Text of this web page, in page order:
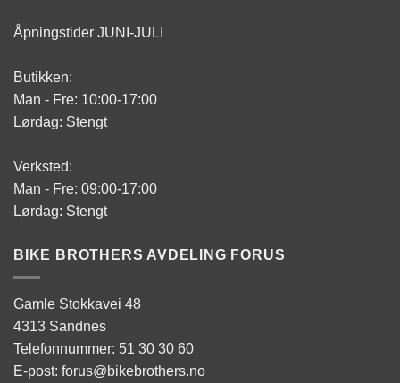
Åpningstider JUNI-JULI
Butikken:
Man - Fre: 10:00-17:00
Lørdag: Stengt
Verksted:
Man - Fre: 09:00-17:00
Lørdag: Stengt
BIKE BROTHERS AVDELING FORUS
Gamle Stokkavei 48
4313 Sandnes
Telefonnummer: 51 30 30 60
E-post: forus@bikebrothers.no